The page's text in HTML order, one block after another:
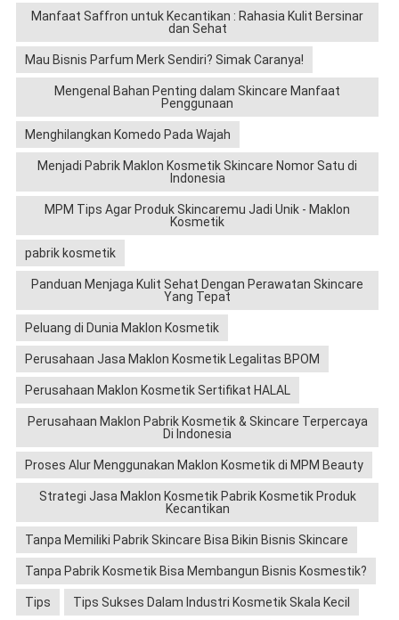
Manfaat Saffron untuk Kecantikan : Rahasia Kulit Bersinar
dan Sehat
Mau Bisnis Parfum Merk Sendiri? Simak Caranya!
Mengenal Bahan Penting dalam Skincare Manfaat
Penggunaan
Menghilangkan Komedo Pada Wajah
Menjadi Pabrik Maklon Kosmetik Skincare Nomor Satu di
Indonesia
MPM Tips Agar Produk Skincaremu Jadi Unik - Maklon
Kosmetik
pabrik kosmetik
Panduan Menjaga Kulit Sehat Dengan Perawatan Skincare
Yang Tepat
Peluang di Dunia Maklon Kosmetik
Perusahaan Jasa Maklon Kosmetik Legalitas BPOM
Perusahaan Maklon Kosmetik Sertifikat HALAL
Perusahaan Maklon Pabrik Kosmetik & Skincare Terpercaya
Di Indonesia
Proses Alur Menggunakan Maklon Kosmetik di MPM Beauty
Strategi Jasa Maklon Kosmetik Pabrik Kosmetik Produk
Kecantikan
Tanpa Memiliki Pabrik Skincare Bisa Bikin Bisnis Skincare
Tanpa Pabrik Kosmetik Bisa Membangun Bisnis Kosmestik?
Tips Tips Sukses Dalam Industri Kosmetik Skala Kecil